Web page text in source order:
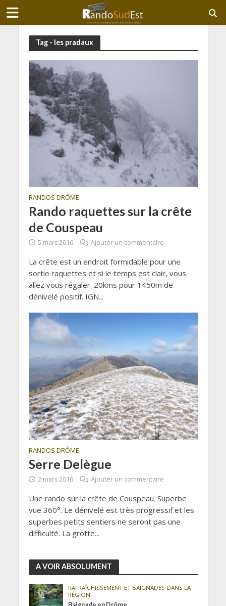
Tag - les pradaux
RANDOS DRÔME
Rando raquettes sur la crête
de Couspeau
5 mars 2016 Ajouter un commentaire
La crête est un endroit formidable pour une
sortie raquettes et si le temps est clair, vous
allez vous régaler. 20kms pour 1450m de
dénivelé positif. IGN...
RANDOS DRÔME
Serre Delègue
2 mars 2016 Ajouter un commentaire
Une rando sur la crête de Couspeau. Superbe
vue 360°. Le dénivelé est très progressif et les
superbes petits sentiers ne seront pas une
difficulté. La grotte...
A VOIR ABSOLUMENT
RAFRAÎCHISSEMENT ET BAIGNADES DANS LA
RÉGION
Baignade en Drôme